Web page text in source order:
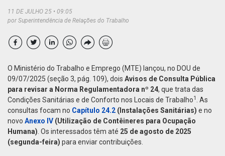
11 DE JULHO 25
09:05
por Superintendência de Relações do Trabalho
O Ministério do Trabalho e Emprego (MTE) lançou, no DOU de
09/07/2025 (seção 3, pág. 109), dois Avisos de Consulta Pública
para revisar a Norma Regulamentadora nº 24, que trata das
Condições Sanitárias e de Conforto nos Locais de Trabalho1 . As
consultas focam no Capítulo 24.2 (Instalações Sanitárias) e no
novo Anexo IV (Utilização de Contêineres para Ocupação
Humana). Os interessados têm até 25 de agosto de 2025
(segunda-feira) para enviar contribuições.